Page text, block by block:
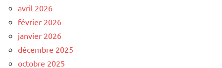
avril 2026
février 2026
janvier 2026
décembre 2025
octobre 2025